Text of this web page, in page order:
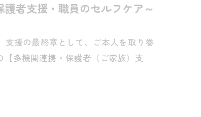
者支援・職員のセルフケア～
支援の最終章として、ご本人を取り巻
多機関連携・保護者（ご家族）支